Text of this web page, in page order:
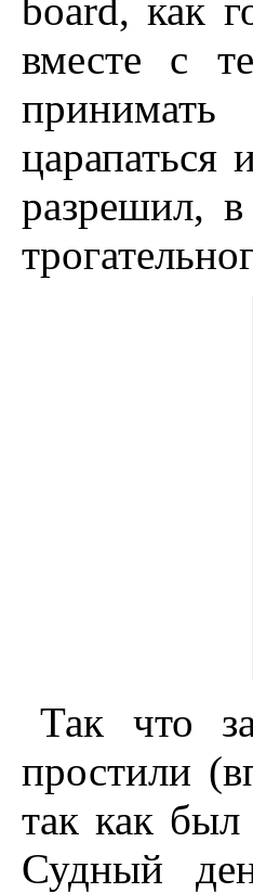
board, как
вместе с
разрешил, в
Так что
простили
так как был
Судный